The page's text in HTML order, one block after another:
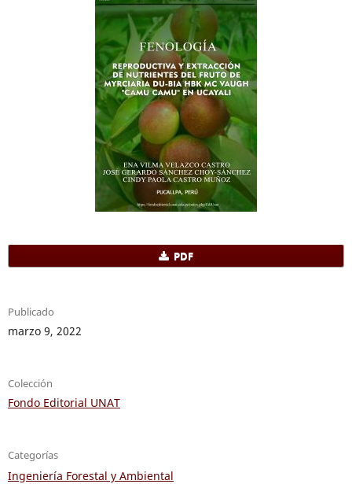
PDF
Publicado
marzo 9, 2022
Colección
Fondo Editorial UNAT
Categorías
Ingeniería Forestal y Ambiental